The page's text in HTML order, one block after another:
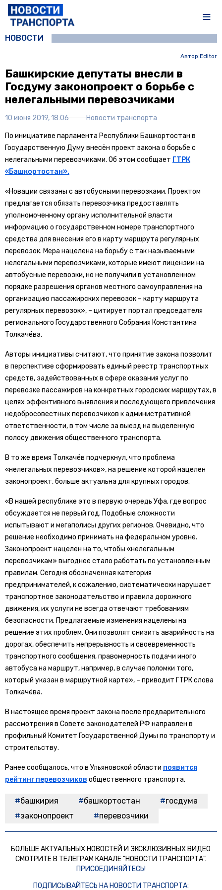
НОВОСТИ
Автор:Editor
Башкирские депутаты внесли в
Госдуму законопроект о борьбе с
нелегальными перевозчиками
10 июня 2019, 18:06 Новости транспорта
По инициативе парламента Республики Башкортостан в
Государственную Думу внесён проект закона о борьбе с
нелегальными перевозчиками. Об этом сообщает ГТРК
«Башкортостан».
«Новации связаны с автобусными перевозками. Проектом
предлагается обязать перевозчика предоставлять
уполномоченному органу исполнительной власти
информацию о государственном номере транспортного
средства для внесения его в карту маршрута регулярных
перевозок. Мера нацелена на борьбу с так называемыми
нелегальными перевозчиками, которые имеют лицензии на
автобусные перевозки, но не получили в установленном
порядке разрешения органов местного самоуправления на
организацию пассажирских перевозок – карту маршрута
регулярных перевозок», – цитирует портал председателя
регионального Государственного Собрания Константина
Толкачёва.
Авторы инициативы считают, что принятие закона позволит
в перспективе сформировать единый реестр транспортных
средств, задействованных в сфере оказания услуг по
перевозке пассажиров на конкретных городских маршрутах, в
целях эффективного выявления и последующего привлечения
недобросовестных перевозчиков к административной
ответственности, в том числе за выезд на выделенную
полосу движения общественного транспорта.
В то же время Толкачёв подчеркнул, что проблема
«нелегальных перевозчиков», на решение которой нацелен
законопроект, больше актуальна для крупных городов.
«В нашей республике это в первую очередь Уфа, где вопрос
обсуждается не первый год. Подобные сложности
испытывают и мегаполисы других регионов. Очевидно, что
решение необходимо принимать на федеральном уровне.
Законопроект нацелен на то, чтобы «нелегальным
перевозчикам» выгоднее стало работать по установленным
правилам. Сегодня обозначенная категория
предпринимателей, к сожалению, систематически нарушает
транспортное законодательство и правила дорожного
движения, их услуги не всегда отвечают требованиям
безопасности. Предлагаемые изменения нацелены на
решение этих проблем. Они позволят снизить аварийность на
дорогах, обеспечить непрерывность и своевременность
транспортного сообщения, правомерность подачи иного
автобуса на маршрут, например, в случае поломки того,
который указан в маршрутной карте», – приводит ГТРК слова
Толкачёва.
В настоящее время проект закона после предварительного
рассмотрения в Совете законодателей РФ направлен в
профильный Комитет Государственной Думы по транспорту и
строительству.
Ранее сообщалось, что в Ульяновской области появится
рейтинг перевозчиков общественного транспорта.
башкирия башкортостан
госдума
законопроект
перевозчики
БОЛЬШЕ АКТУАЛЬНЫХ НОВОСТЕЙ И ЭКСКЛЮЗИВНЫХ ВИДЕО
СМОТРИТЕ В ТЕЛЕГРАМ КАНАЛЕ "НОВОСТИ ТРАНСПОРТА".
ПРИСОЕДИНЯЙТЕСЬ!
ПОДПИСЫВАЙТЕСЬ НА НОВОСТИ ТРАНСПОРТА: